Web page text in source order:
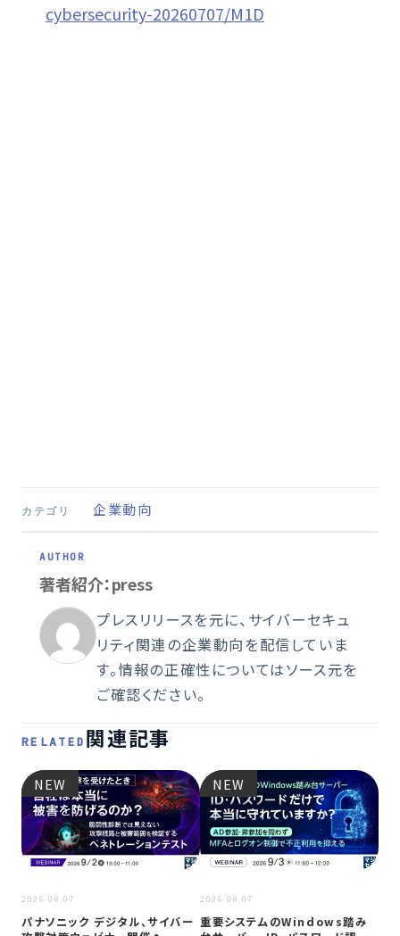
cybersecurity-20260707/M1D
カテゴリ 企業動向
著者紹介：press
プレスリリースを元に、サイバーセキュ
リティ関連の企業動向を配信していま
す。情報の正確性についてはソース元を
ご確認ください。
RELATED 関連記事
NEW
2026.08.07
パナソニック デジタル、サイバー
NEW
2026.08.07
重要システムのWindows踏み